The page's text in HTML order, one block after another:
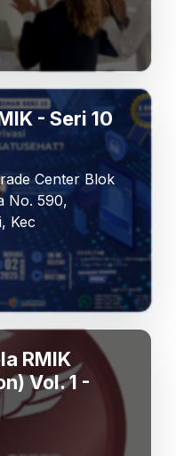
- Seri 10
Center Blok
No. 590,
Kec
RMIK
Vol. 1 -